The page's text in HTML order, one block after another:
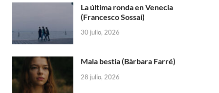
La última ronda en Venecia
(Francesco Sossai)
30 julio, 2026
Mala bestia (Bàrbara Farré)
28 julio, 2026